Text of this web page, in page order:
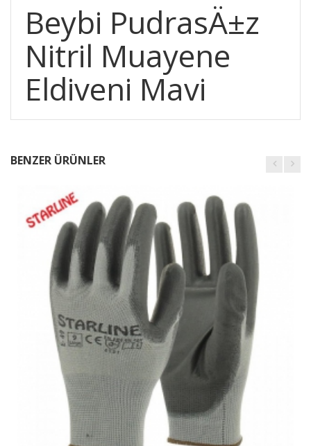
Beybi PudrasÄ±z
Nitril Muayene
Eldiveni Mavi
BENZER ÜRÜNLER